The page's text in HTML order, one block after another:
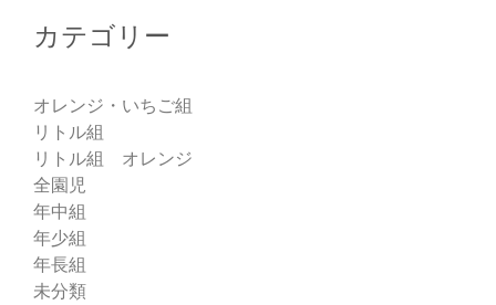
カテゴリー
オレンジ・いちご組
リトル組
リトル組 オレンジ
全園児
年中組
年少組
年長組
未分類